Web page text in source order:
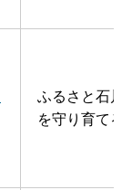
ふるさと石川
を守り育てる